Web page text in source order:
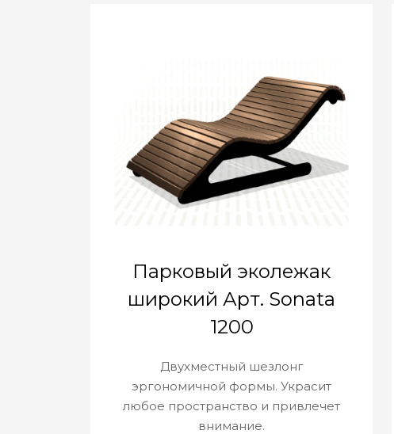
Парковый эколежак
широкий Арт. Sonata
1200
Двухместный шезлонг
эргономичной формы. Украсит
любое пространство и привлечет
внимание.